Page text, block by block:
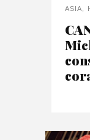
ASIA